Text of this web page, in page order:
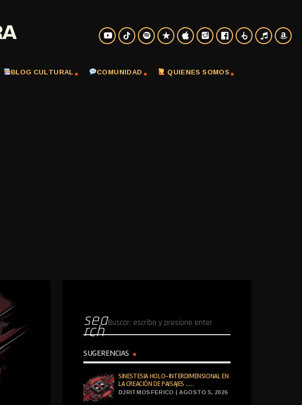
BLOG CULTURAL COMUNIDAD QUIENES SOMOS
sea
rch
SUGERENCIAS
SINESTESIA HOLO-INTERDIMENSIONAL EN
LA CREACIÓN DE PAISAJES ......
DJRITMOSFERICO | AGOSTO 5, 2026